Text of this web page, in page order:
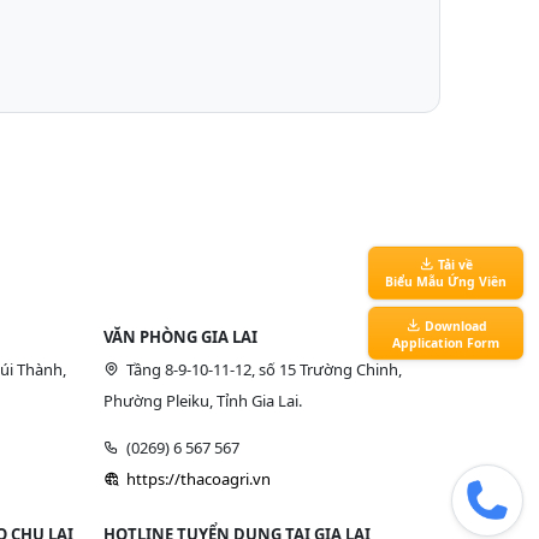
Thành,
VĂN PHÒNG GIA LAI
Tầng 8-9-10-11-12, số 15 Trường Chinh,
Phường Pleiku, Tỉnh Gia Lai.
(0269) 6 567 567
https://thacoagri.vn
CHU LAI HOTLINE TUYỂN DỤNG TẠI GIA LAI
Tải về
Biểu Mẫu Ứng Viên
Download
Application Form